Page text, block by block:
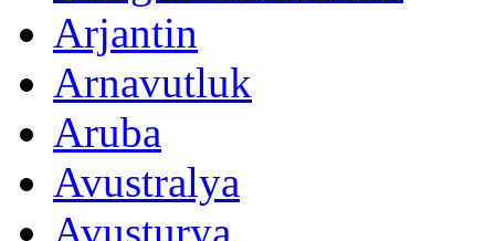
Arjantin
Arnavutluk
Aruba
Avustralya
Avusturya